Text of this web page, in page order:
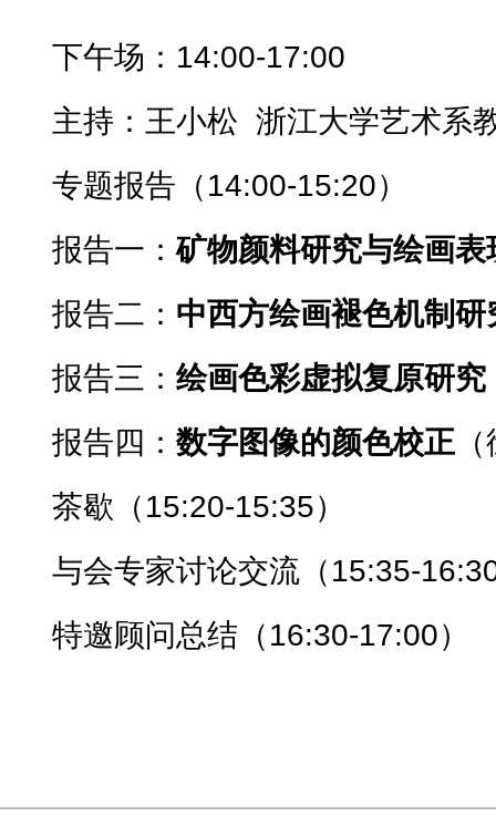
下午场：14:00-17:00
主持：王小松 浙江大学艺术系
专题报告（14:00-15:20）
报告一：矿物颜料研究与绘画表
报告二： 中西方绘画褪色机制研
报告三： 绘画色彩虚拟复原研究
报告四： 数字图像的颜色校正
茶歇（15:20-15:35）
与会专家讨论交流（15:35-
特邀顾问总结（16:30-17:00）